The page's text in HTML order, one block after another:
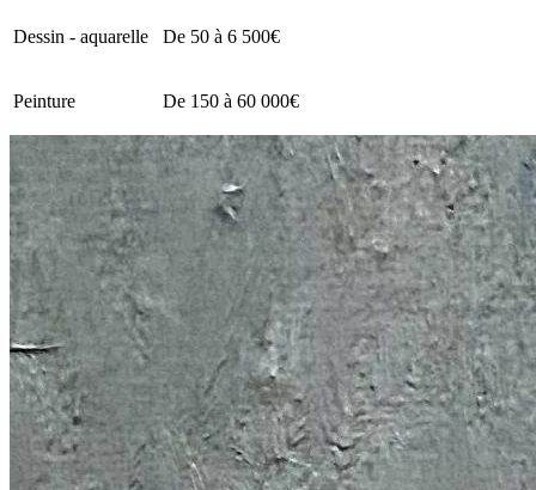
Dessin - aquarelle De 50 à 6 500€
Peinture De 150 à 60 000€